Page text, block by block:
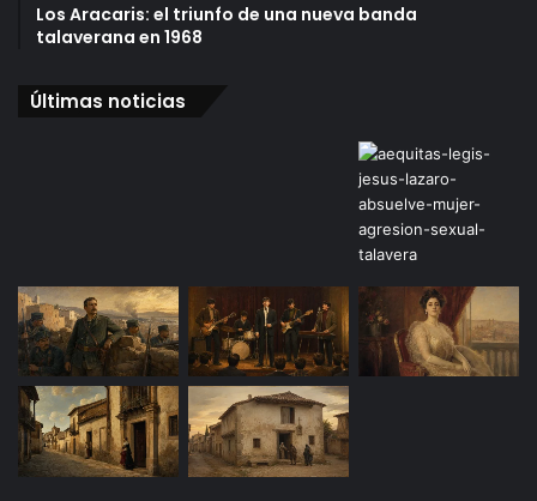
Los Aracaris: el triunfo de una nueva banda
talaverana en 1968
Últimas noticias